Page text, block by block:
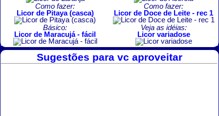
Como fazer:
Licor de Pitaya (casca)
Como fazer:
Licor de Doce de Leite - rec 1
Básico:
Licor de Maracujá - fácil
Veja as idéias:
Licor variadose
Sugestões para vc aproveitar